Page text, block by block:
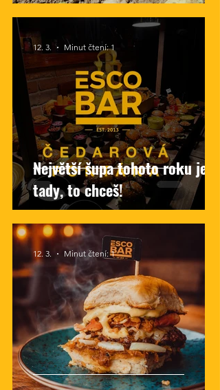
Největší šupa tohoto roku je
tady, to chceš!
12. 3. Minut čtení: 1
12. 3. Minut čtení: 1